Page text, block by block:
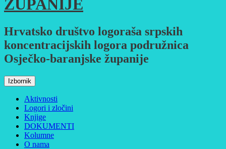
ŽUPANIJE
Hrvatsko društvo logoraša srpskih
koncentracijskih logora podružnica
Osječko-baranjske županije
Izbornik
Aktivnosti
Logori i zločini
Knjige
DOKUMENTI
Kolumne
O nama